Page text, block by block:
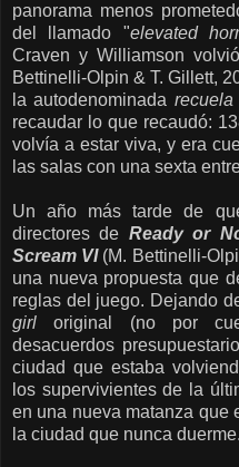
panorama menos
del llamado "elevated
Craven y Williamson
Bettinelli-Olpin & T. Gillett,
la autodenominada recuela
recaudar lo que recaudó:
volvía a estar viva, y era
las salas con una sexta
Un año más tarde de
directores de Ready or
Scream VI (M. Bettinelli-
una nueva propuesta que
reglas del juego. Dejando
girl original (no por
desacuerdos
ciudad que estaba
los supervivientes de la
en una nueva matanza que
la ciudad que nunca duerme.